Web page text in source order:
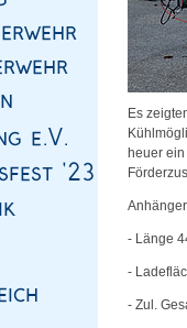
Es
heuer
- Länge
-
- Zul.